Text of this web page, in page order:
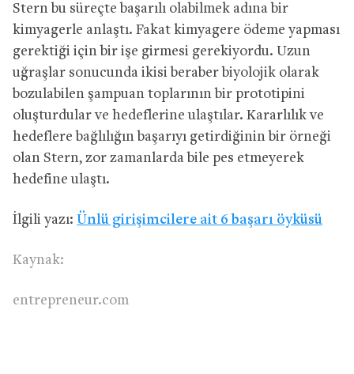
Stern bu süreçte başarılı olabilmek adına bir
kimyagerle anlaştı. Fakat kimyagere ödeme yapması
gerektiği için bir işe girmesi gerekiyordu. Uzun
uğraşlar sonucunda ikisi beraber biyolojik olarak
bozulabilen şampuan toplarının bir prototipini
oluşturdular ve hedeflerine ulaştılar. Kararlılık ve
hedeflere bağlılığın başarıyı getirdiğinin bir örneği
olan Stern, zor zamanlarda bile pes etmeyerek
hedefine ulaştı.
İlgili yazı: Ünlü girişimcilere ait 6 başarı öyküsü
Kaynak:
entrepreneur.com